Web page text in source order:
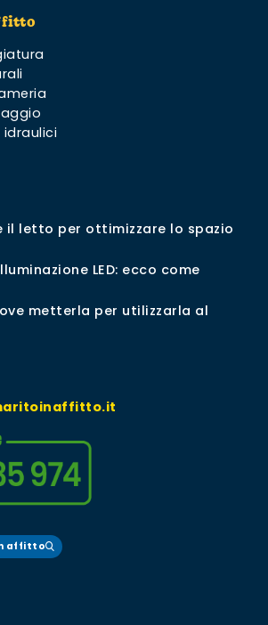
idraulici
il letto per ottimizzare lo spazio
LED: ecco come
metterla per utilizzarla al
affitto